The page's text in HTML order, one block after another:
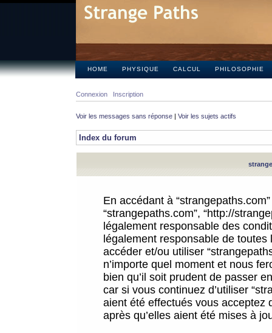
HOME PHYSIQUE CALCUL PHILOSOPHIE
Connexion Inscription
Voir les messages sans réponse | Voir les sujets actifs
Index du forum
En accédant à
“strangepaths.com”, “http://
légalement responsable des
légalement responsable de
accéder et/ou utiliser
n’importe quel moment et nous
bien qu’il soit prudent de passer
car si vous continuez d’utiliser
aient été effectués vous acceptez
après qu’elles aient été mises à